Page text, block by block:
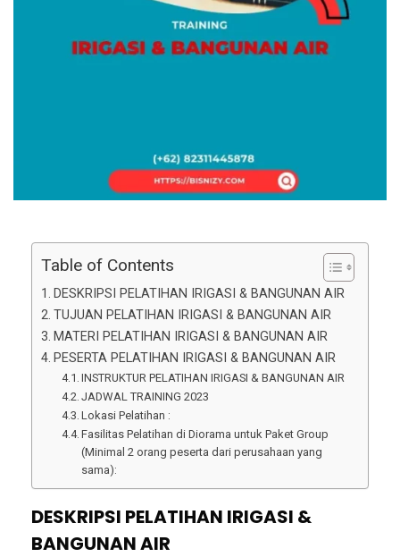
Table of Contents
DESKRIPSI PELATIHAN IRIGASI & BANGUNAN AIR
TUJUAN PELATIHAN IRIGASI & BANGUNAN AIR
MATERI PELATIHAN IRIGASI & BANGUNAN AIR
PESERTA PELATIHAN IRIGASI & BANGUNAN AIR
INSTRUKTUR PELATIHAN IRIGASI & BANGUNAN AIR
JADWAL TRAINING 2023
Lokasi Pelatihan :
Fasilitas Pelatihan di Diorama untuk Paket Group
(Minimal 2 orang peserta dari perusahaan yang
sama):
DESKRIPSI PELATIHAN IRIGASI &
BANGUNAN AIR